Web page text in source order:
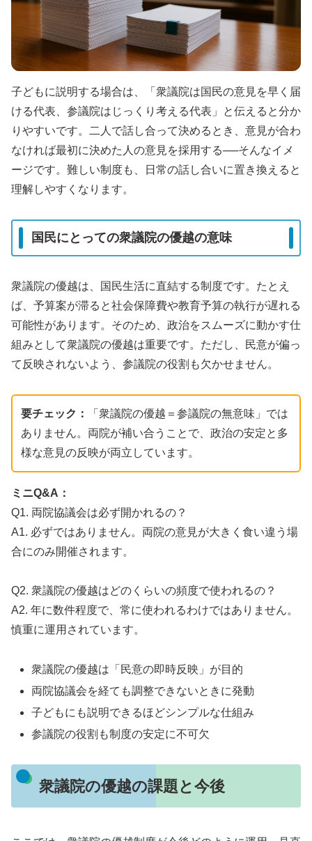
子どもに説明する場合は、「衆議院は国民の意見を早く届
ける代表、参議院はじっくり考える代表」と伝えると分か
りやすいです。二人で話し合って決めるとき、意見が合わ
なければ最初に決めた人の意見を採用する──そんなイメ
ージです。難しい制度も、日常の話し合いに置き換えると
理解しやすくなります。
国民にとっての衆議院の優越の意味
衆議院の優越は、国民生活に直結する制度です。たとえ
ば、予算案が滞ると社会保障費や教育予算の執行が遅れる
可能性があります。そのため、政治をスムーズに動かす仕
組みとして衆議院の優越は重要です。ただし、民意が偏っ
て反映されないよう、参議院の役割も欠かせません。
要チェック：
「衆議院の優越＝参議院の無意味」では
ありません。両院が補い合うことで、政治の安定と多
様な意見の反映が両立しています。
ミニQ&A：
Q1. 両院協議会は必ず開かれるの？
A1. 必ずではありません。両院の意見が大きく食い違う場
合にのみ開催されます。
Q2. 衆議院の優越はどのくらいの頻度で使われるの？
A2. 年に数件程度で、常に使われるわけではありません。
慎重に運用されています。
衆議院の優越は「民意の即時反映」が目的
両院協議会を経ても調整できないときに発動
子どもにも説明できるほどシンプルな仕組み
参議院の役割も制度の安定に不可欠
衆議院の優越の課題と今後